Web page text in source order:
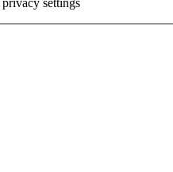
privacy settings